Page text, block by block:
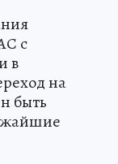
с
в
на
быть